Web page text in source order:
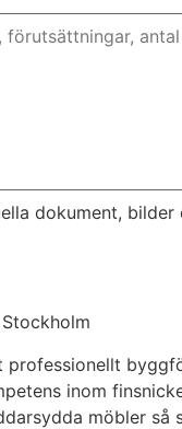
dokument, bilder
professionellt
inom
möbler så